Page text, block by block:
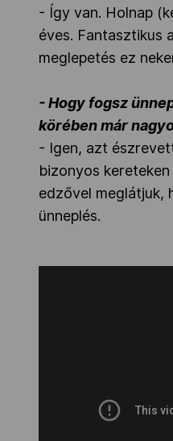
- Így van. Holnap
éves. Fantasztikus
meglepetés ez
- Hogy fogsz
körében már
- Igen, azt
bizonyos
edzővel meglátjuk,
ünneplés.